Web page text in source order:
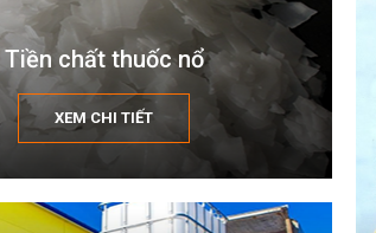
Tiền chất thuốc nổ
XEM CHI TIẾT